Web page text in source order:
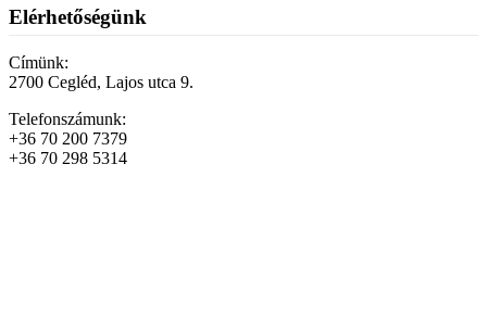
Elérhetőségünk
Címünk:
2700 Cegléd, Lajos utca 9.
Telefonszámunk:
+36 70 200 7379
+36 70 298 5314